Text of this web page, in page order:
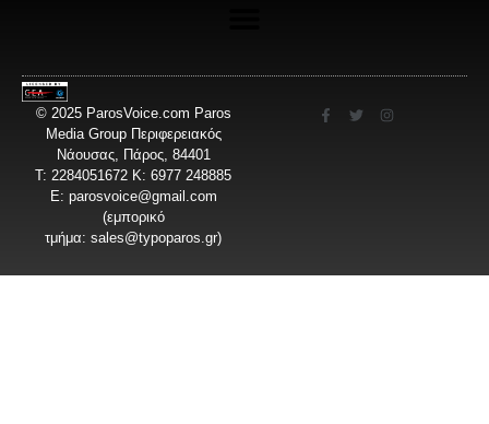
© 2025 ParosVoice.com Paros
Media Group Περιφερειακός
Νάουσας, Πάρος, 84401
T: 2284051672 Κ: 6977 248885
E: parosvoice@gmail.com
(εμπορικό
τμήμα: sales@typoparos.gr)